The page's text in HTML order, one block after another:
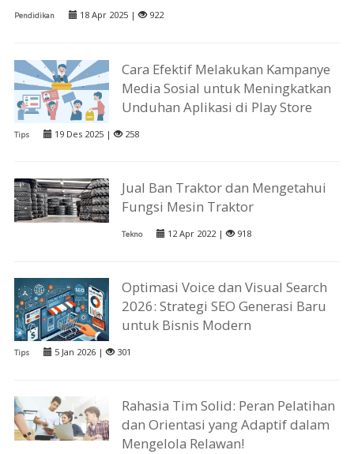
Pendidikan 18 Apr 2025 | 922
Cara Efektif Melakukan Kampanye
Media Sosial untuk Meningkatkan
Unduhan Aplikasi di Play Store
Tips 19 Des 2025 | 258
Jual Ban Traktor dan Mengetahui
Fungsi Mesin Traktor
Tekno 12 Apr 2022 | 918
Optimasi Voice dan Visual Search
2026: Strategi SEO Generasi Baru
untuk Bisnis Modern
Tips 5 Jan 2026 | 301
Rahasia Tim Solid: Peran Pelatihan
dan Orientasi yang Adaptif dalam
Mengelola Relawan!